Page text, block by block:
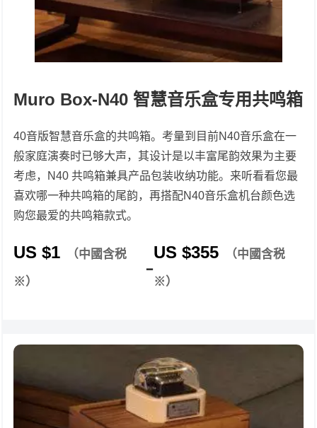
Muro Box-N40 智慧音乐盒专用共鸣箱
40音版智慧音乐盒的共鸣箱。考量到目前N40音乐盒在一
般家庭演奏时已够大声，其设计是以丰富尾韵效果为主要
考虑，N40 共鸣箱兼具产品包装收纳功能。来听看看您最
喜欢哪一种共鸣箱的尾韵，再搭配N40音乐盒机台颜色选
购您最爱的共鸣箱款式。
US $1 （中國含税
※）
–
US $355 （中國含税
※）